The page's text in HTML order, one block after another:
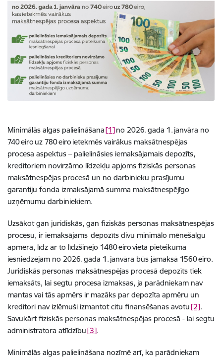
Minimālās algas palielināšana[1]no 2026. gada 1. janvāra no
740 eiro uz 780 eiro ietekmēs vairākus maksātnespējas
procesa aspektus – palielināsies iemaksājamais depozīts,
kreditoriem novirzāmo līdzekļu apjoms fiziskās personas
maksātnespējas procesā un no darbinieku prasījumu
garantiju fonda izmaksājamā summa maksātnespējīgo
uzņēmumu darbiniekiem.
Uzsākot gan juridiskās, gan fiziskās personas maksātnespējas
procesu, ir iemaksājams depozīts divu minimālo mēnešalgu
apmērā, līdz ar to līdzšinējo 1480 eiro vietā pieteikuma
iesniedzējam no 2026. gada 1. janvāra būs jāmaksā 1560 eiro.
Juridiskās personas maksātnespējas procesā depozīts tiek
iemaksāts, lai segtu procesa izmaksas, ja parādniekam nav
mantas vai tās apmērs ir mazāks par depozīta apmēru un
kreditori nav izlēmuši izmantot citu finansēšanas avotu[2].
Savukārt fiziskās personas maksātnespējas procesā - lai segtu
administratora atlīdzību[3].
Minimālās algas palielināšana nozīmē arī, ka parādniekam